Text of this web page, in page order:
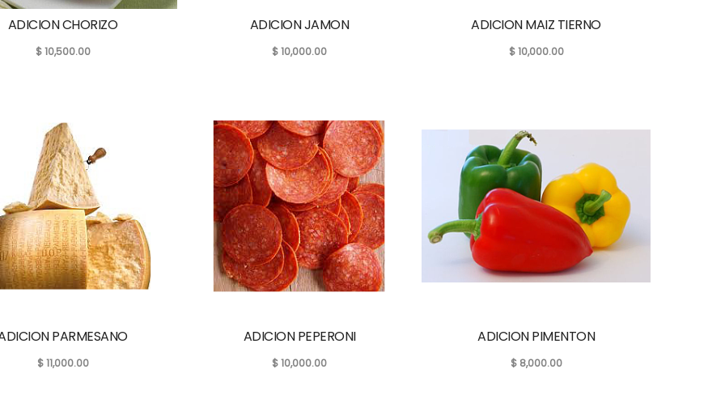
ADICION CHORIZO
$10,500.00
ADICION JAMON
$10,000.00
ADICION MAIZ TIERNO
$10,000.00
PARMESANO
$11,000.00
ADICION PEPERONI
$10,000.00
ADICION PIMENTON
$ 8,000.00